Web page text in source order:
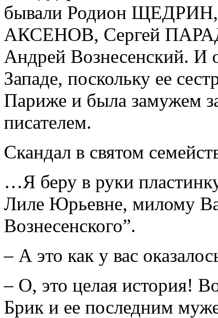
бывали Родион
АКСЕНОВ, Сергей
Андрей Вознесенский. И
Западе, поскольку ее
Париже и была замужем
писателем.
Скандал в святом
…Я беру в руки
Лиле Юрьевне, милому
Вознесенского”.
– А это как у вас
– О, это целая история!
Брик и ее последним